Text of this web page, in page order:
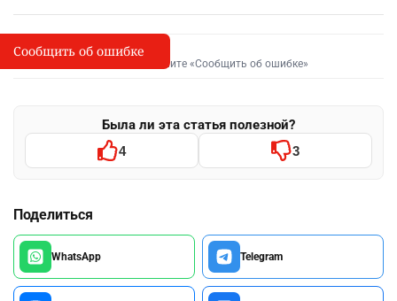
I
Сообщить об опечатке
Выделите фрагмент и нажмите «Сообщить об ошибке»
Была ли эта статья полезной?
4 3
Поделиться
WhatsApp Telegram
Сообщить об ошибке